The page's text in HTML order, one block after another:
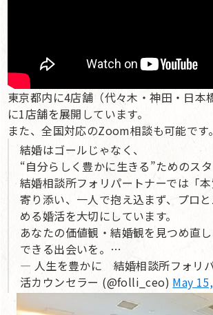
東京都内に4店舗（代々木・神田・日本
に1店舗を展開しています。
また、全国対応のZoom相談も可能です。
結婚はゴールじゃなく、
“自分らしく豊かに生きる”ためのスタ
結婚相談所フォリパートナーでは「
寄り添い、一人で抱え込まず、プロ
める婚活を大切にしています。
あなたの価値観・結婚観を見つめ直
できる出会いを。…
— 人生を豊かに 結婚相談所フォリ
活カウンセラー (@folli_ceo) May